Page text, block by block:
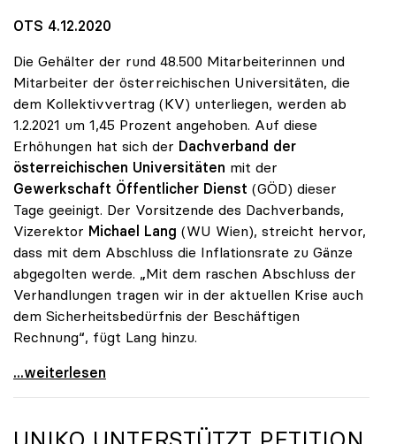
OTS 4.12.2020
Die Gehälter der rund 48.500 Mitarbeiterinnen und
Mitarbeiter der österreichischen Universitäten, die
dem Kollektivvertrag (KV) unterliegen, werden ab
1.2.2021 um 1,45 Prozent angehoben. Auf diese
Erhöhungen hat sich der Dachverband der
österreichischen Universitäten mit der
Gewerkschaft Öffentlicher Dienst (GÖD) dieser
Tage geeinigt. Der Vorsitzende des Dachverbands,
Vizerektor Michael Lang (WU Wien), streicht hervor,
dass mit dem Abschluss die Inflationsrate zu Gänze
abgegolten werde. „Mit dem raschen Abschluss der
Verhandlungen tragen wir in der aktuellen Krise auch
dem Sicherheitsbedürfnis der Beschäftigen
Rechnung“, fügt Lang hinzu.
KV-Verhandlungen: Gehälter steigen um 1,45 Prozent
...weiterlesen